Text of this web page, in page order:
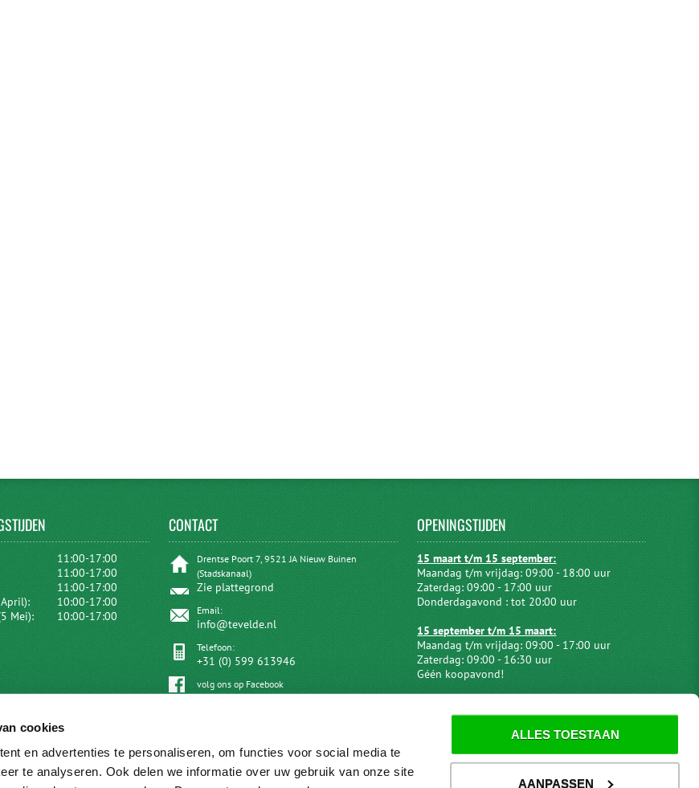
cookies
en advertenties te personaliseren, om functies voor social media te
te analyseren. Ook delen we informatie over uw gebruik van onze site
ALLES TOESTAAN
AANPASSEN
11:00-17:00
11:00-17:00
11:00-17:00
10:00-17:00
Mei):
10:00-17:00
CONTACT
Drentse Poort 7, 9521 JA Nieuw Buinen
(Stadskanaal)
Zie plattegrond
Email:
info@tevelde.nl
Telefoon:
+31 (0) 599 613946
volg ons op Facebook
OPENINGSTIJDEN
15 maart t/m 15 september:
Maandag t/m vrijdag: 09:00 - 18:00 uur
Zaterdag: 09:00 - 17:00 uur
Donderdagavond : tot 20:00 uur
15 september t/m 15 maart:
Maandag t/m vrijdag: 09:00 - 17:00 uur
Zaterdag: 09:00 - 16:30 uur
Géén koopavond!